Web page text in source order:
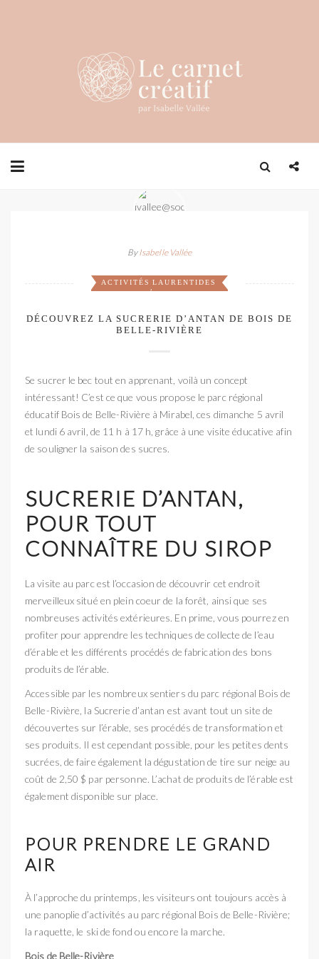
ByIsabelle Vallée
ACTIVITÉS
,
LAURENTIDES
DÉCOUVREZ LA SUCRERIE D’ANTAN DE BOIS DE
BELLE-RIVIÈRE
Se sucrer le bec tout en apprenant, voilà un concept
intéressant! C’est ce que vous propose le parc régional
éducatif Bois de Belle-Rivière à Mirabel, ces dimanche 5 avril
et lundi 6 avril, de 11 h à 17 h, grâce à une visite éducative afin
de souligner la saison des sucres.
SUCRERIE D’ANTAN,
POUR TOUT
CONNAÎTRE DU SIROP
La visite au parc est l’occasion de découvrir cet endroit
merveilleux situé en plein coeur de la forêt, ainsi que ses
nombreuses activités extérieures. En prime, vous pourrez en
profiter pour apprendre les techniques de collecte de l’eau
d’érable et les différents procédés de fabrication des bons
produits de l’érable.
Accessible par les nombreux sentiers du parc régional Bois de
Belle-Rivière, la Sucrerie d’antan est avant tout un site de
découvertes sur l’érable, ses procédés de transformation et
ses produits. Il est cependant possible, pour les petites dents
sucrées, de faire également la dégustation de tire sur neige au
coût de 2,50 $ par personne. L’achat de produits de l’érable est
également disponible sur place.
POUR PRENDRE LE GRAND
AIR
À l’approche du printemps, les visiteurs ont toujours accès à
une panoplie d’activités au parc régional Bois de Belle-Rivière;
la raquette, le ski de fond ou encore la marche.
Bois de Belle-Rivière